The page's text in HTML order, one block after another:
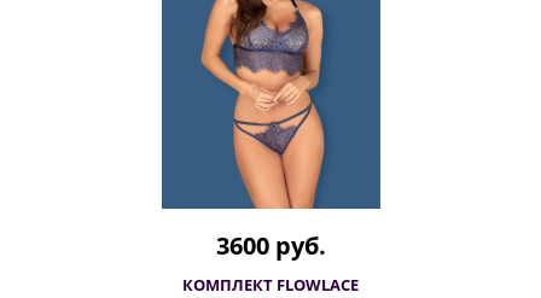
3600 руб.
КОМПЛЕКТ FLOWLACE